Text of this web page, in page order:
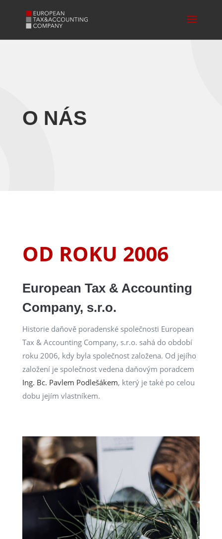
O NÁS
OD ROKU 2006
European Tax & Accounting
Company, s.r.o.
Historie daňově poradenské společnosti European
Tax & Accounting Company, s.r.o. sahá do období
roku 2006, kdy byla společnost založena. Od jejího
založení je společnost vedena daňovým poradcem
Ing. Bc. Pavlem Podlešákem, který je také po celou
dobu jejím vlastníkem.